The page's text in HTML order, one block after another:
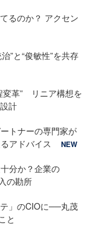
るのか？ アクセン
”と“俊敏性”を共存
変革” リニア構想を
計
トナーの専門家が
アドバイス
NEW
分か？企業の
の勘所
」のCIOに──丸茂
と